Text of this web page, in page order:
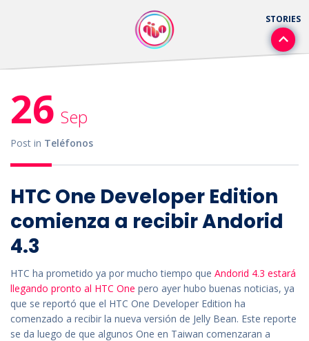
26 Sep
Post in Teléfonos
HTC One Developer Edition
comienza a recibir Andorid
4.3
HTC ha prometido ya por mucho tiempo que Andorid 4.3 estará
llegando pronto al HTC One pero ayer hubo buenas noticias, ya
que se reportó que el HTC One Developer Edition ha
comenzado a recibir la nueva versión de Jelly Bean. Este reporte
se da luego de que algunos One en Taiwan comenzaran a